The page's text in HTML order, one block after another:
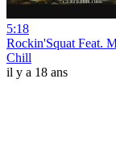
5:18
Rockin'Squat Feat.
Chill
il y a 18 ans